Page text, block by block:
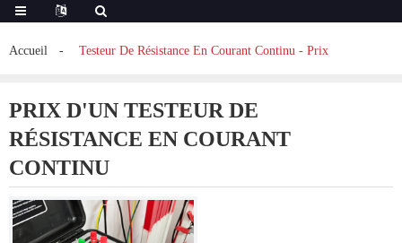
Accueil Testeur De Résistance En Courant Continu - Prix
PRIX D'UN TESTEUR DE
RÉSISTANCE EN COURANT
CONTINU